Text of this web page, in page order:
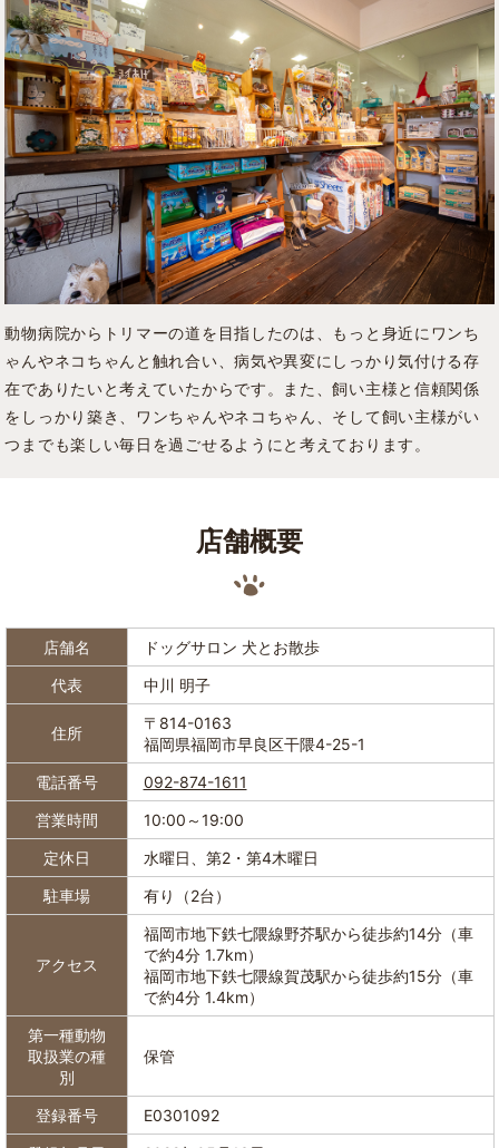
動物病院からトリマーの道を目指したのは、もっと身近にワンち
ゃんやネコちゃんと触れ合い、病気や異変にしっかり気付ける存
在でありたいと考えていたからです。
また、飼い主様と信頼関係
をしっかり築き、ワンちゃんやネコちゃん、そして飼い主様がい
つまでも楽しい毎日を過ごせるようにと考えております。
店舗概要
店舗名
ドッグサロン 犬とお散歩
代表
中川 明子
住所
〒814-0163
福岡県福岡市早良区干隈4-25-1
電話番号
092-874-1611
営業時間
10:00～19:00
定休日
水曜日、第2・第4木曜日
駐車場
有り（2台）
アクセス
福岡市地下鉄七隈線野芥駅から徒歩約14分（車
で約4分 1.7km）
福岡市地下鉄七隈線賀茂駅から徒歩約15分（車
で約4分 1.4km）
第一種動物
取扱業の種
別
保管
登録番号
E0301092